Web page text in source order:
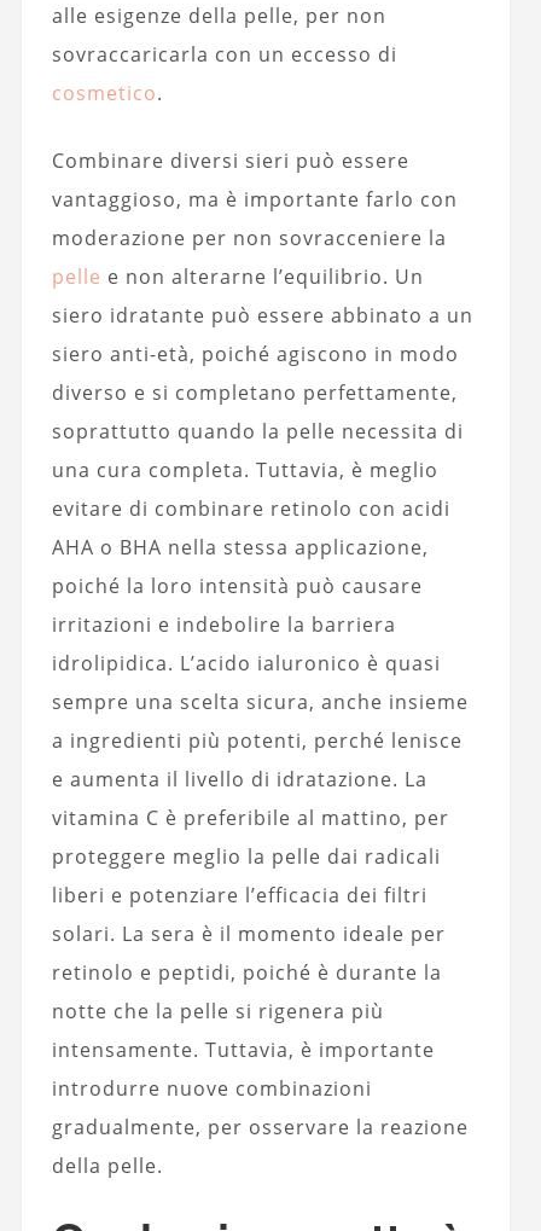
alle esigenze della pelle, per non
sovraccaricarla con un eccesso di
cosmetico.
Combinare diversi sieri può essere
vantaggioso, ma è importante farlo con
moderazione per non sovracceniere la
pelle e non alterarne l’equilibrio. Un
siero idratante può essere abbinato a un
siero anti-età, poiché agiscono in modo
diverso e si completano perfettamente,
soprattutto quando la pelle necessita di
una cura completa. Tuttavia, è meglio
evitare di combinare retinolo con acidi
AHA o BHA nella stessa applicazione,
poiché la loro intensità può causare
irritazioni e indebolire la barriera
idrolipidica. L’acido ialuronico è quasi
sempre una scelta sicura, anche insieme
a ingredienti più potenti, perché lenisce
e aumenta il livello di idratazione. La
vitamina C è preferibile al mattino, per
proteggere meglio la pelle dai radicali
liberi e potenziare l’efficacia dei filtri
solari. La sera è il momento ideale per
retinolo e peptidi, poiché è durante la
notte che la pelle si rigenera più
intensamente. Tuttavia, è importante
introdurre nuove combinazioni
gradualmente, per osservare la reazione
della pelle.